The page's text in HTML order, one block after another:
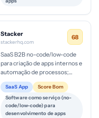
Stacker
stackerhq.com
68
SaaS B2B no-code/low-code
para criação de apps internos e
automação de processos;
público-alvo corporativo,
empresas de médio a grande
po...
SaaS App
Score Bom
Software como serviço (no-
code/low-code) para
desenvolvimento de apps